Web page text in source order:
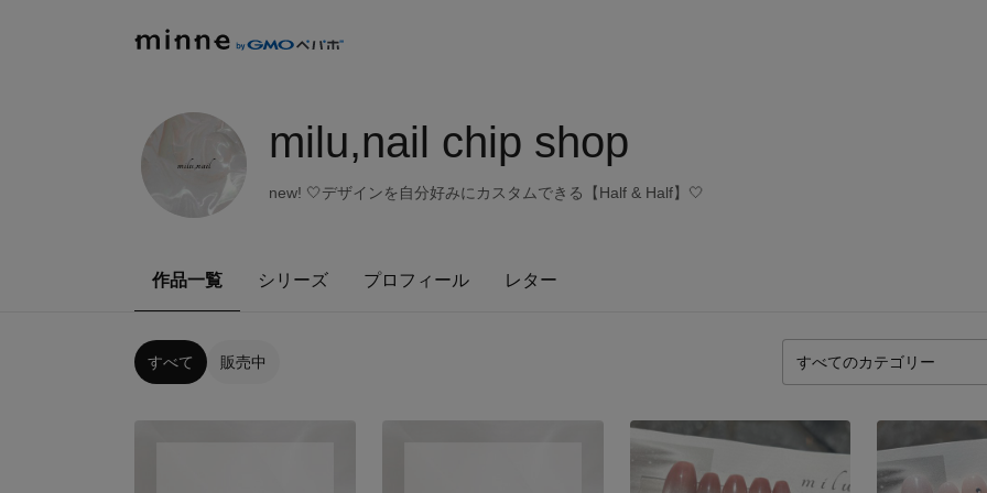
milu,nail chip shop
new! 🤍デザインを自分好みにカスタムできる【Half & Half】‎🤍
作品一覧 シリーズ プロフィール レター
すべて 販売中